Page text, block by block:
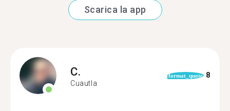
Scarica la app
C.
Cuautla
format_quote 8